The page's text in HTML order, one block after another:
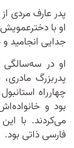
پدر عارف مردی از
او با
جدایی انجامید
او در سه‌سالگی
پدربزرگ
چهارراه
بود و
می‌کردند. با
فارسی ذاتی بود.